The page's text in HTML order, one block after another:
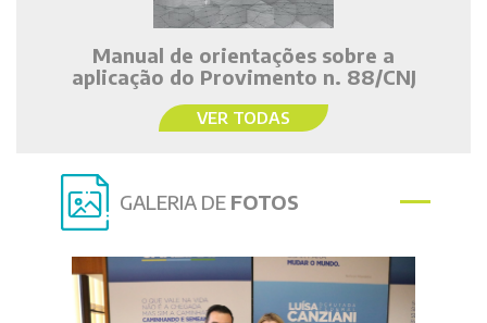
Manual de orientações sobre a
aplicação do Provimento n. 88/CNJ
VER TODAS
GALERIA DE FOTOS